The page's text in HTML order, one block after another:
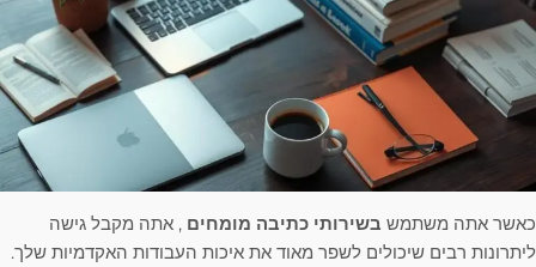
כאשר אתה משתמש בשירותי כתיבה מומחים , אתה מקבל גישה
ליתרונות רבים שיכולים לשפר מאוד את איכות העבודות האקדמיות שלך.